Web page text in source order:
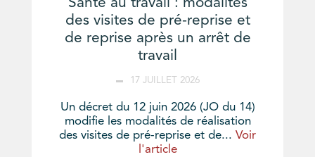
Santé au travail : modalités
des visites de pré-reprise et
de reprise après un arrêt de
travail
17 JUILLET 2026
Un décret du 12 juin 2026 (JO du 14)
modifie les modalités de réalisation
des visites de pré-reprise et de... Voir
l'article